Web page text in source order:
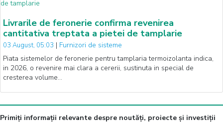
Livrarile de feronerie confirma revenirea
cantitativa treptata a pietei de tamplarie
03 August, 05:03 | Furnizori de sisteme
Piata sistemelor de feronerie pentru tamplaria termoizolanta indica,
in 2026, o revenire mai clara a cererii, sustinuta in special de
cresterea volume…
Primiți informații relevante despre noutăți, proiecte și investiții